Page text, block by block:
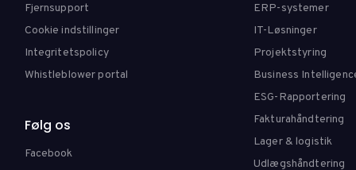
Fjernsupport
Cookie indstillinger
Integritetspolicy
Whistleblower portal
Følg os
Facebook
ERP-systemer
IT-Løsninger
Projektstyring
Business
ESG-Rapportering
Fakturahåndtering
Lager & logistik
Udlægshåndtering